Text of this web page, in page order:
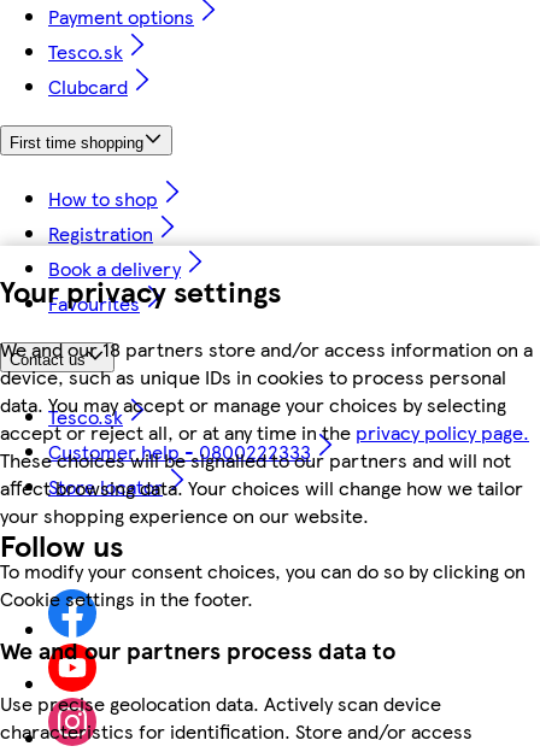
Your privacy settings
We and our 18 partners store and/or access information on a
device, such as unique IDs in cookies to process personal
data. You may accept or manage your choices by selecting
accept or reject all, or at any time in the privacy policy page.
These choices will be signalled to our partners and will not
affect browsing data. Your choices will change how we tailor
your shopping experience on our website.
To modify your consent choices, you can do so by clicking on
Cookie settings in the footer.
We and our partners process data to
Use precise geolocation data. Actively scan device
characteristics for identification. Store and/or access
Payment options
Tesco.sk
Clubcard
First time shopping
How to shop
Registration
Book a delivery
Favourites
Contact us
Tesco.sk
Customer help - 0800222333
Store locator
Follow us